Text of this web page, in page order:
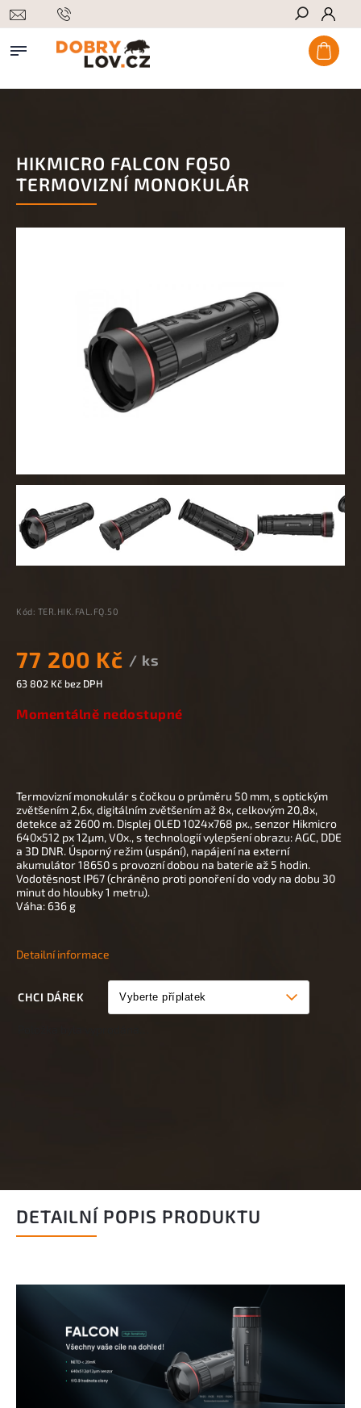
Hledat
HIKMICRO FALCON FQ50
TERMOVIZNÍ MONOKULÁR
Kód: TER.HIK.FAL.FQ.50
77 200 Kč / ks
63 802 Kč bez DPH
Momentálně nedostupné
CHCI DÁREK
Termovizní monokulár s čočkou o průměru 50 mm, s optickým
zvětšením 2,6x, digitálním zvětšením až 8x, celkovým 20,8x,
detekce až 2600 m. Displej OLED 1024x768 px., senzor Hikmicro
640x512 px 12µm, VOx., s technologií vylepšení obrazu: AGC, DDE
a 3D DNR. Úsporný režim (uspání), napájení na externí
akumulátor 18650 s provozní dobou na baterie až 5 hodin.
Vodotěsnost IP67 (chráněno proti ponoření do vody na dobu 30
minut do hloubky 1 metru).
Váha: 636 g
Detailní informace
DETAILNÍ POPIS PRODUKTU